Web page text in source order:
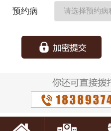
预约病